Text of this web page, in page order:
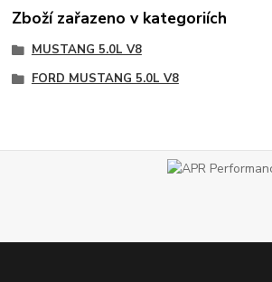
Zboží zařazeno v kategoriích
MUSTANG 5.0L V8
FORD MUSTANG 5.0L V8